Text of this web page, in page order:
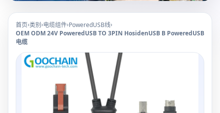
首页›类别›电缆组件›PoweredUSB线›
OEM ODM 24V PoweredUSB TO 3PIN HosidenUSB B PoweredUSB
电缆